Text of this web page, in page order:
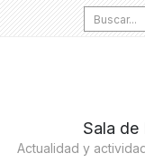
Search
for: